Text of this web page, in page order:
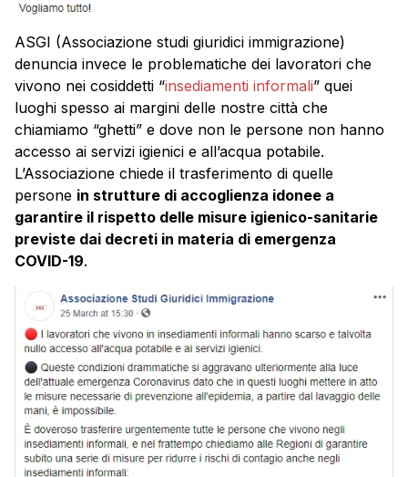
ASGI (Associazione studi giuridici immigrazione)
denuncia invece le problematiche dei lavoratori che
vivono nei cosiddetti “insediamenti informali” quei
luoghi spesso ai margini delle nostre città che
chiamiamo “ghetti” e dove non le persone non hanno
accesso ai servizi igienici e all’acqua potabile.
L’Associazione chiede il trasferimento di quelle
persone in strutture di accoglienza idonee a
garantire il rispetto delle misure igienico-sanitarie
previste dai decreti in materia di emergenza
COVID-19.